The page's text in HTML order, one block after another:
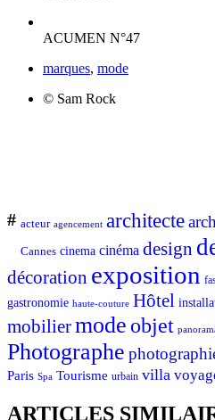
ACUMEN N°47
marques, mode
© Sam Rock
# acteur agencement architecte
Cannes cinema cinéma design
décoration exposition
gastronomie haute-couture Hôtel
mobiliermode objet
Photographe
Paris Spa Tourisme urbain villa
ARTICLES